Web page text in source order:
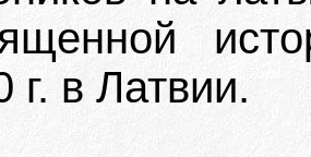
г. в Латвии.